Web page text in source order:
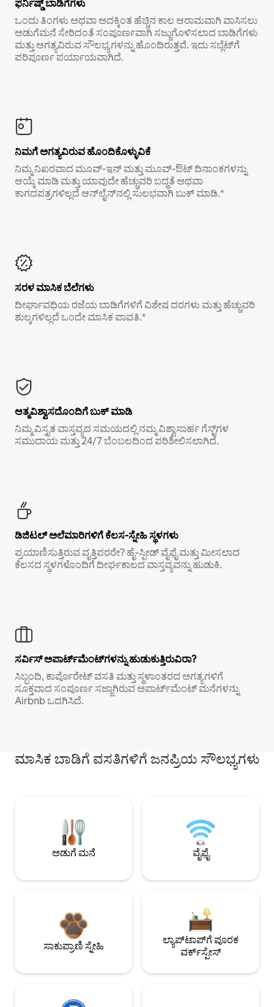
ಫರ್ನಿಷ್ಡ್ ಬಾಡಿಗೆಗಳು
ಒಂದು ತಿಂಗಳು ಅಥವಾ ಅದಕ್ಕಿಂತ ಹೆಚ್ಚಿನ ಕಾಲ ಆರಾಮವಾಗಿ ವಾಸಿಸಲು
ಅಡುಗೆಮನೆ ಸೇರಿದಂತೆ ಸಂಪೂರ್ಣವಾಗಿ ಸಜ್ಜುಗೊಳಿಸಲಾದ ಬಾಡಿಗೆಗಳು
ಮತ್ತು ಅಗತ್ಯವಿರುವ ಸೌಲಭ್ಯಗಳನ್ನು ಹೊಂದಿರುತ್ತವೆ. ಇದು ಸಬ್ಲೆಟ್‌ಗೆ
ಪರಿಪೂರ್ಣ ಪರ್ಯಾಯವಾಗಿದೆ.
ನಿಮಗೆ ಅಗತ್ಯವಿರುವ ಹೊಂದಿಕೊಳ್ಳುವಿಕೆ
ನಿಮ್ಮ ನಿಖರವಾದ ಮೂವ್-ಇನ್ ಮತ್ತು ಮೂವ್-ಔಟ್ ದಿನಾಂಕಗಳನ್ನು
ಆಯ್ಕೆ ಮಾಡಿ ಮತ್ತು ಯಾವುದೇ ಹೆಚ್ಚುವರಿ ಬದ್ಧತೆ ಅಥವಾ
ಕಾಗದಪತ್ರಗಳಿಲ್ಲದೆ ಆನ್‌ಲೈನ್‌ನಲ್ಲಿ ಸುಲಭವಾಗಿ ಬುಕ್ ಮಾಡಿ.*
ಸರಳ ಮಾಸಿಕ ಬೆಲೆಗಳು
ದೀರ್ಘಾವಧಿಯ ರಜೆಯ ಬಾಡಿಗೆಗಳಿಗೆ ವಿಶೇಷ ದರಗಳು ಮತ್ತು ಹೆಚ್ಚುವರಿ
ಶುಲ್ಕಗಳಿಲ್ಲದೆ ಒಂದೇ ಮಾಸಿಕ ಪಾವತಿ.*
ಆತ್ಮವಿಶ್ವಾಸದೊಂದಿಗೆ ಬುಕ್ ಮಾಡಿ
ನಿಮ್ಮ ವಿಸ್ತೃತ ವಾಸ್ತವ್ಯದ ಸಮಯದಲ್ಲಿ ನಮ್ಮ ವಿಶ್ವಾಸಾರ್ಹ ಗೆಸ್ಟ್‌ಗಳ
ಸಮುದಾಯ ಮತ್ತು 24/7 ಬೆಂಬಲದಿಂದ ಪರಿಶೀಲಿಸಲಾಗಿದೆ.
ಡಿಜಿಟಲ್ ಅಲೆಮಾರಿಗಳಿಗೆ ಕೆಲಸ-ಸ್ನೇಹಿ ಸ್ಥಳಗಳು
ಪ್ರಯಾಣಿಸುತ್ತಿರುವ ವೃತ್ತಿಪರರೇ? ಹೈ-ಸ್ಪೀಡ್ ವೈಫೈ ಮತ್ತು ಮೀಸಲಾದ
ಕೆಲಸದ ಸ್ಥಳಗಳೊಂದಿಗೆ ದೀರ್ಘಕಾಲದ ವಾಸ್ತವ್ಯವನ್ನು ಹುಡುಕಿ.
ಸರ್ವಿಸ್ ಅಪಾರ್ಟ್‌ಮೆಂಟ್‌ಗಳನ್ನು ಹುಡುಕುತ್ತಿರುವಿರಾ?
ಸಿಬ್ಬಂದಿ, ಕಾರ್ಪೊರೇಟ್ ವಸತಿ ಮತ್ತು ಸ್ಥಳಾಂತರದ ಅಗತ್ಯಗಳಿಗೆ
ಸೂಕ್ತವಾದ ಸಂಪೂರ್ಣ ಸಜ್ಜಾಗಿರುವ ಅಪಾರ್ಟ್‌ಮೆಂಟ್ ಮನೆಗಳನ್ನು
Airbnb ಒದಗಿಸಿದೆ.
ಮಾಸಿಕ ಬಾಡಿಗೆ ವಸತಿಗಳಿಗೆ ಜನಪ್ರಿಯ ಸೌಲಭ್ಯಗಳು
ಅಡುಗೆ ಮನೆ ವೈಫೈ
ಸಾಕುಪ್ರಾಣಿ ಸ್ನೇಹಿ
ಲ್ಯಾಪ್‌ಟಾಪ್‌ಗೆ ಪೂರಕ
ವರ್ಕ್‌ಸ್ಪೇಸ್